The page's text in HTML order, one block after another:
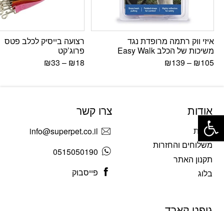
איזי ווק רתמה מרופדת נגד
משיכות של הכלב Easy Walk
₪105
–
₪139
רצועה בייסיק לכלב פטס
פרוג’קט
₪18
–
₪33
אודות
אודות
משלוחים והחזרות
תקנון האתר
בלוג
צרו קשר
info@superpet.co.il
0515050190
פייסבוק
פתח סרגל נגישות